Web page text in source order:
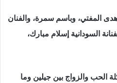
هدى المفتي، وباسم سمرة، والفنان
السودانية إسلام مبارك،
الحب والزواج بين جيلين وما